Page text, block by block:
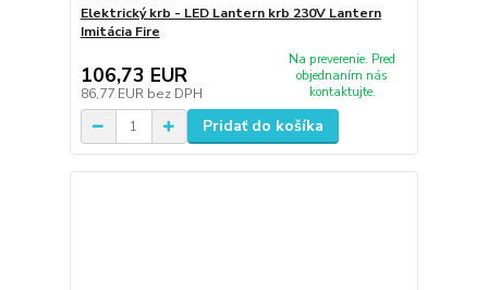
Elektrický krb - LED Lantern krb 230V Lantern
Imitácia Fire
106,73 EUR
86,77 EUR bez DPH
Na preverenie. Pred
objednaním nás
kontaktujte.
Pridať do košíka